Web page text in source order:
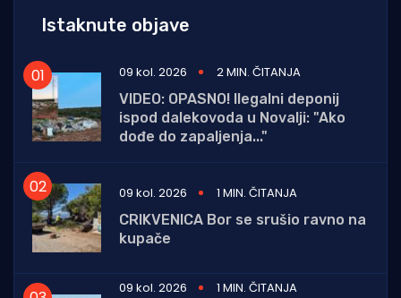
Istaknute objave
09 kol. 2026
2 MIN. ČITANJA
VIDEO: OPASNO! Ilegalni deponij
ispod dalekovoda u Novalji: "Ako
dođe do zapaljenja..."
09 kol. 2026
1 MIN. ČITANJA
CRIKVENICA Bor se srušio ravno na
kupače
09 kol. 2026 1 MIN. ČITANJA